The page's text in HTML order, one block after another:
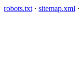
robots.txt · sitemap.xml ·